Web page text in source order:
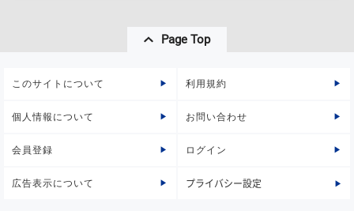
Page Top
このサイトについて 利用規約
個人情報について お問い合わせ
会員登録 ログイン
広告表示について プライバシー設定